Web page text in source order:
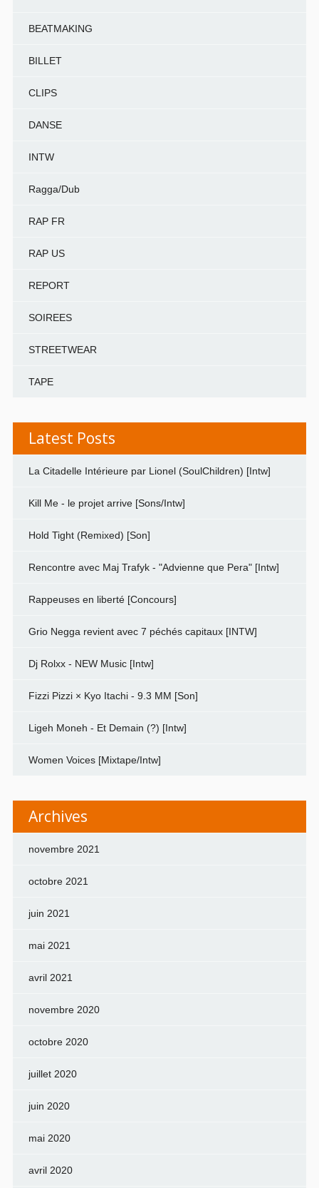
BEATMAKING
BILLET
CLIPS
DANSE
INTW
Ragga/Dub
RAP FR
RAP US
REPORT
SOIREES
STREETWEAR
TAPE
Latest Posts
La Citadelle Intérieure par Lionel (SoulChildren) [Intw]
Kill Me - le projet arrive [Sons/Intw]
Hold Tight (Remixed) [Son]
Rencontre avec Maj Trafyk - "Advienne que Pera" [Intw]
Rappeuses en liberté [Concours]
Grio Negga revient avec 7 péchés capitaux [INTW]
Dj Rolxx - NEW Music [Intw]
Fizzi Pizzi × Kyo Itachi - 9.3 MM [Son]
Ligeh Moneh - Et Demain (?) [Intw]
Women Voices [Mixtape/Intw]
Archives
novembre 2021
octobre 2021
juin 2021
mai 2021
avril 2021
novembre 2020
octobre 2020
juillet 2020
juin 2020
mai 2020
avril 2020